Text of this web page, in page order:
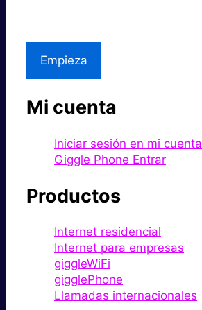
Empieza
Mi cuenta
Iniciar sesión en mi cuenta
Giggle Phone Entrar
Productos
Internet residencial
Internet para empresas
giggleWiFi
gigglePhone
Llamadas internacionales